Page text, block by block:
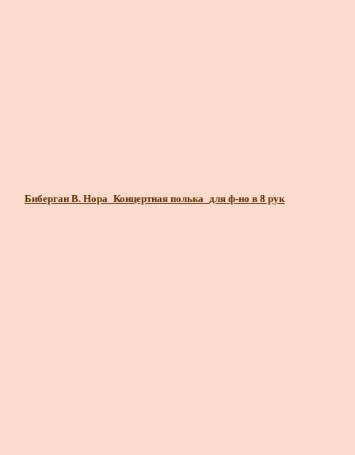
Биберган В. Нора_Концертная полька_для ф-но в 8 рук